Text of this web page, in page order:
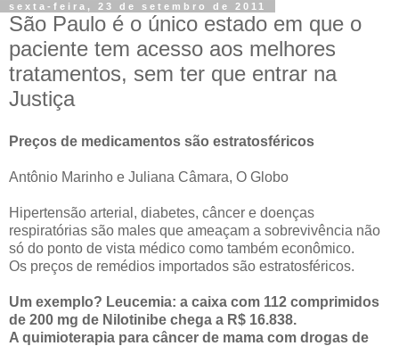
sexta-feira, 23 de setembro de 2011
São Paulo é o único estado em que o
paciente tem acesso aos melhores
tratamentos, sem ter que entrar na
Justiça
Preços de medicamentos são estratosféricos
Antônio Marinho e Juliana Câmara, O Globo
Hipertensão arterial, diabetes, câncer e doenças
respiratórias são males que ameaçam a sobrevivência não
só do ponto de vista médico como também econômico.
Os preços de remédios importados são estratosféricos.
Um exemplo? Leucemia: a caixa com 112 comprimidos
de 200 mg de Nilotinibe chega a R$ 16.838.
A quimioterapia para câncer de mama com drogas de